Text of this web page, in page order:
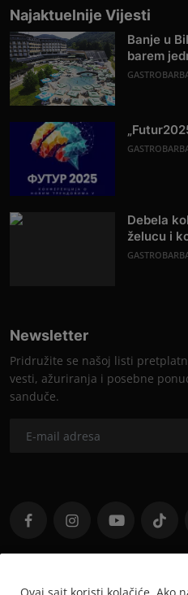
Najaktuelnije Vijesti
Banje u
barem
Debela
želucu i
Newsletter
Pridružite se našoj listi
vesti, ažuriranja i posebne
sanduče.